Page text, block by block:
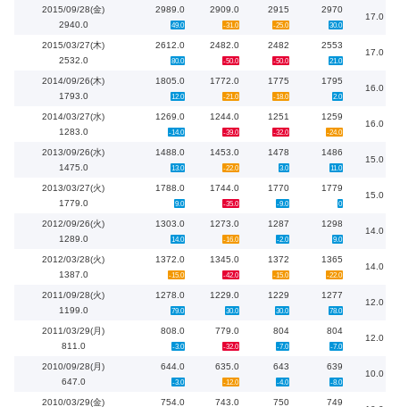
2015/09/28(金)
2940.0
2989.0
49.0
2909.0
-31.0
2915
-25.0
2970
30.0
17.0
2015/03/27(木)
2532.0
2612.0
80.0
2482.0
-50.0
2482
-50.0
2553
21.0
17.0
2014/09/26(木)
1793.0
1805.0
12.0
1772.0
-21.0
1775
-18.0
1795
2.0
16.0
2014/03/27(水)
1283.0
1269.0
-14.0
1244.0
-39.0
1251
-32.0
1259
-24.0
16.0
2013/09/26(水)
1475.0
1488.0
13.0
1453.0
-22.0
1478
3.0
1486
11.0
15.0
2013/03/27(火)
1779.0
1788.0
9.0
1744.0
-35.0
1770
-9.0
1779
0
15.0
2012/09/26(火)
1289.0
1303.0
14.0
1273.0
-16.0
1287
-2.0
1298
9.0
14.0
2012/03/28(火)
1387.0
1372.0
-15.0
1345.0
-42.0
1372
-15.0
1365
-22.0
14.0
2011/09/28(火)
1199.0
1278.0
79.0
1229.0
30.0
1229
30.0
1277
78.0
12.0
2011/03/29(月)
811.0
808.0
-3.0
779.0
-32.0
804
-7.0
804
-7.0
12.0
2010/09/28(月)
647.0
644.0
-3.0
635.0
-12.0
643
-4.0
639
-8.0
10.0
2010/03/29(金)
754.0 743.0 750 749